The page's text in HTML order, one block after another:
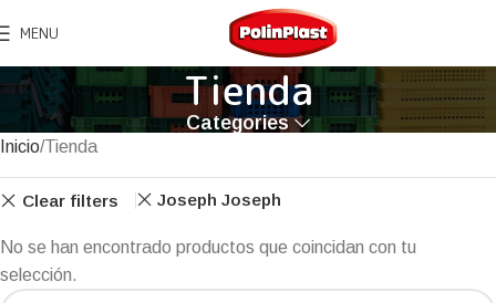
MENU
Tienda
Categories
Inicio Tienda
Clear filters Joseph Joseph
No se han encontrado productos que coincidan con tu
selección.